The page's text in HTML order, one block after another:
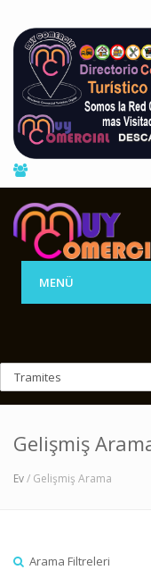
MENÜ
Gelişmiş
Ev/ Gelişmiş Arama
Arama Filtreleri